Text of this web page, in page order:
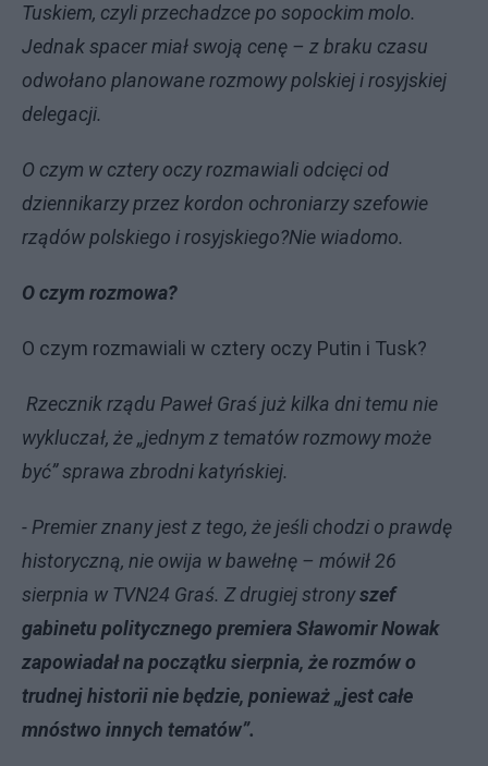
Tuskiem, czyli przechadzce po sopockim molo.
Jednak spacer miał swoją cenę – z braku czasu
odwołano planowane rozmowy polskiej i rosyjskiej
delegacji.
O czym w cztery oczy rozmawiali odcięci od
dziennikarzy przez kordon ochroniarzy szefowie
rządów polskiego i rosyjskiego?Nie wiadomo.
O czym rozmowa?
O czym rozmawiali w cztery oczy Putin i Tusk?
Rzecznik rządu Paweł Graś już kilka dni temu nie
wykluczał, że „jednym z tematów rozmowy może
być” sprawa zbrodni katyńskiej.
- Premier znany jest z tego, że jeśli chodzi o prawdę
historyczną, nie owija w bawełnę – mówił 26
sierpnia w TVN24 Graś. Z drugiej stronyszef
gabinetu politycznego premiera Sławomir Nowak
zapowiadał na początku sierpnia, że rozmów o
trudnej historii nie będzie, ponieważ „jest całe
mnóstwo innych tematów”.